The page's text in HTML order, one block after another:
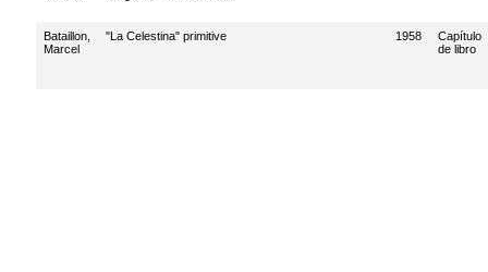
Bataillon,
Marcel
"La Celestina" primitive 1958
Capítulo
de libro